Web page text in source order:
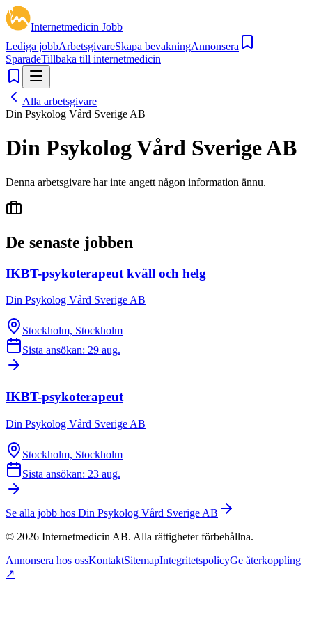
Internetmedicin Jobb
Lediga jobbArbetsgivareSkapa bevakningAnnonsera
SparadeTillbaka till internetmedicin
Alla arbetsgivare
Din Psykolog Vård Sverige AB
Din Psykolog Vård Sverige AB
Denna arbetsgivare har inte angett någon information ännu.
De senaste jobben
IKBT-psykoterapeut kväll och helg
Din Psykolog Vård Sverige AB
Stockholm, Stockholm
Sista ansökan: 29 aug.
IKBT-psykoterapeut
Din Psykolog Vård Sverige AB
Stockholm, Stockholm
Sista ansökan: 23 aug.
Se alla jobb hos Din Psykolog Vård Sverige AB
© 2026 Internetmedicin AB. Alla rättigheter förbehållna.
Annonsera hos ossKontaktSitemapIntegritetspolicyGe återkoppling
↗